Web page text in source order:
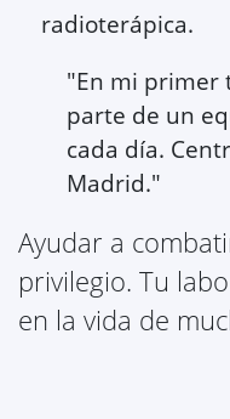
radioterápica.
"En mi primer
parte de un
cada día.
Madrid."
Ayudar a
privilegio. Tu
en la vida de